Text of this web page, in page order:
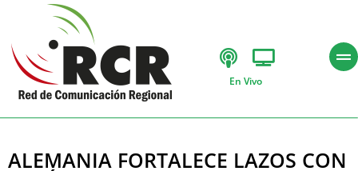
En Vivo
ALEMANIA FORTALECE LAZOS CON